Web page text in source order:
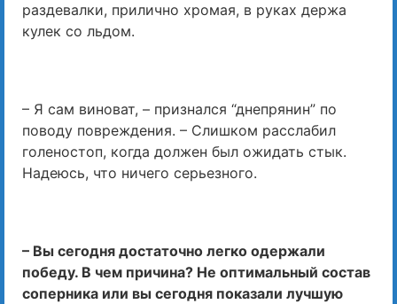
раздевалки, прилично хромая, в руках держа
кулек со льдом.
– Я сам виноват, – признался “днепрянин” по
поводу повреждения. – Слишком расслабил
голеностоп, когда должен был ожидать стык.
Надеюсь, что ничего серьезного.
– Вы сегодня достаточно легко одержали
победу. В чем причина? Не оптимальный состав
соперника или вы сегодня показали лучшую